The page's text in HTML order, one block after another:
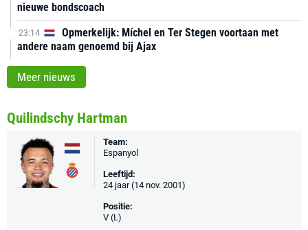
nieuwe bondscoach
23:14
Opmerkelijk: Míchel en Ter Stegen voortaan met
andere naam genoemd bij Ajax
Meer nieuws
Quilindschy Hartman
Team:
Espanyol
Leeftijd:
24 jaar (14 nov. 2001)
Positie:
V (L)